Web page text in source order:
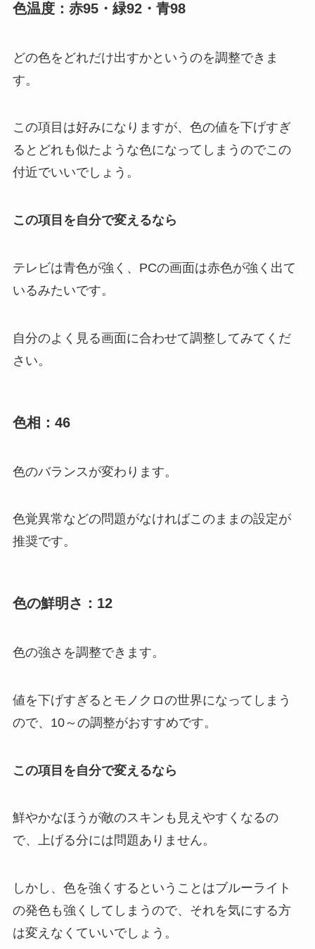
色温度：赤95・緑92・青98
どの色をどれだけ出すかというのを調整できま
す。
この項目は好みになりますが、色の値を下げすぎ
るとどれも似たような色になってしまうのでこの
付近でいいでしょう。
この項目を自分で変えるなら
テレビは青色が強く、PCの画面は赤色が強く出て
いるみたいです。
自分のよく見る画面に合わせて調整してみてくだ
さい。
色相：46
色のバランスが変わります。
色覚異常などの問題がなければこのままの設定が
推奨です。
色の鮮明さ：12
色の強さを調整できます。
値を下げすぎるとモノクロの世界になってしまう
ので、10～の調整がおすすめです。
この項目を自分で変えるなら
鮮やかなほうが敵のスキンも見えやすくなるの
で、上げる分には問題ありません。
しかし、色を強くするということはブルーライト
の発色も強くしてしまうので、それを気にする方
は変えなくていいでしょう。